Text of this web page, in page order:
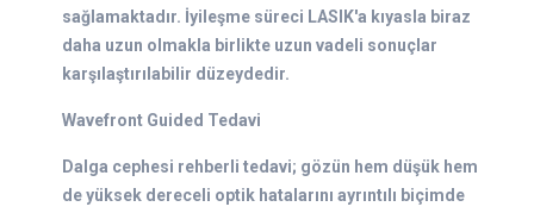
sağlamaktadır. İyileşme süreci LASIK'a kıyasla biraz
daha uzun olmakla birlikte uzun vadeli sonuçlar
karşılaştırılabilir düzeydedir.
Wavefront Guided Tedavi
Dalga cephesi rehberli tedavi; gözün hem düşük hem
de yüksek dereceli optik hatalarını ayrıntılı biçimde